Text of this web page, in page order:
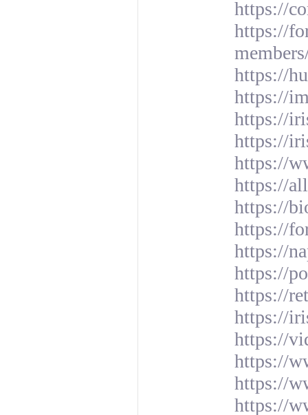
https://
https://
https://
https://
https://
https://
https://
https://
https://
https://
https://
https://
https://
https://
https://
https://
https://
https://